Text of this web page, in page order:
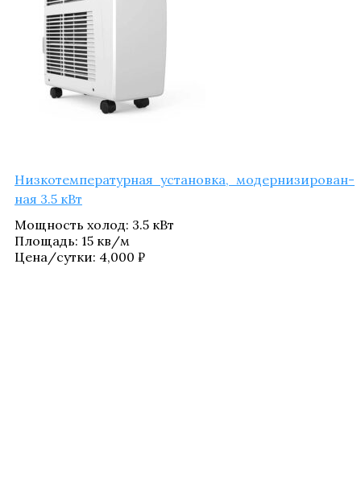
Низ­ко­тем­пе­ра­тур­ная уста­нов­ка, модер­ни­зи­ро­ван­
ная 3.5 кВт
Мощ­ность холод: 3.5 кВт
Пло­щадь: 15 кв/​м
Цена/​сутки: 4,000 ₽